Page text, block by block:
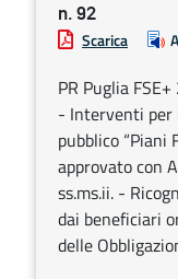
n. 92
Scarica
PR Puglia
- Interventi per
pubblico “Piani
approvato con
ss.ms.ii. -
dai beneficiari
delle